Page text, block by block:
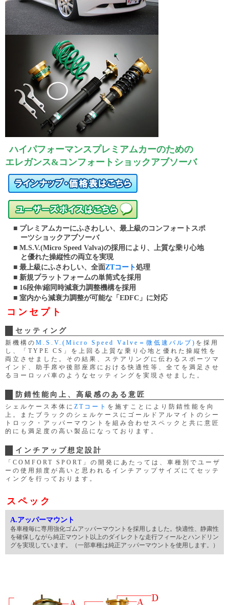
ハイパフォーマンスプレミアムカーのための
エレガンス&コンフォートショックアブソーバ
■ プレミアムカーにふさわしい、最上級のコンフォートスポ
ーツショックアブソーバ
■ M.S.V.(Micro Speed Valva)の採用により、上質な乗り心地
と優れた操縦性の両立を実現
■ 最上級にふさわしい、全面ZTコート処理
■ 新規プラットフォームの単筒式を採用
■ 16段伸/縮同時減衰力調整機構を採用
■ 室内から減衰力調整が可能な「EDFC」に対応
コンセプト
セッティング
新機構の M.S.V.(Micro Speed Valve＝微低速バルブ) を採用
し、「TYPE CS」を上回る上質な乗り心地と優れた操縦性を
両立させました。その結果、ステアリングに伝わるスポーツマ
インド、助手席や後部座席における快適性等、全てを満足させ
るヨーロッパ車のようなセッティングを実現させました。
防錆性能向上、高級感のある意匠
シェルケース本体に ZTコート を施すことにより防錆性能を向
上。またブラックのシェルケースにゴールドアルマイトのシー
トロック・アッパーマウントを組み合わせスペックと共に意匠
的にも満足度の高い製品になっております。
インチアップ想定設計
「COMFORT SPORT」の開発にあたっては、車種別でユーザ
ーの使用頻度が高いと思われるインチアップサイズにてセッテ
ィングを行っております。
スペック
A.アッパーマウント
各車種毎に専用強化ゴムアッパーマウントを採用しました。快適性、静粛性
を確保しながら純正マウント以上のダイレクトな走行フィールとハンドリン
グを実現しています。（一部車種は純正アッパーマウントを使用します。）